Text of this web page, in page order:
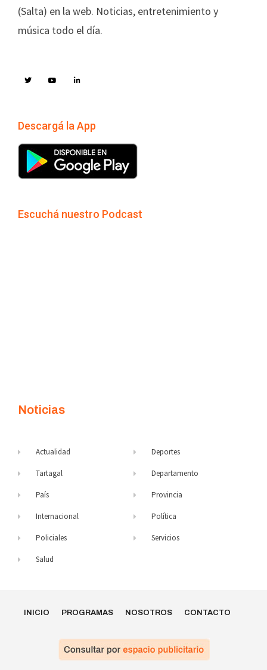
(Salta) en la web. Noticias, entretenimiento y
música todo el día.
Descargá la App
Escuchá nuestro Podcast
Noticias
Actualidad
Tartagal
País
Internacional
Policiales
Salud
Deportes
Departamento
Provincia
Política
Servicios
INICIO PROGRAMAS NOSOTROS CONTACTO